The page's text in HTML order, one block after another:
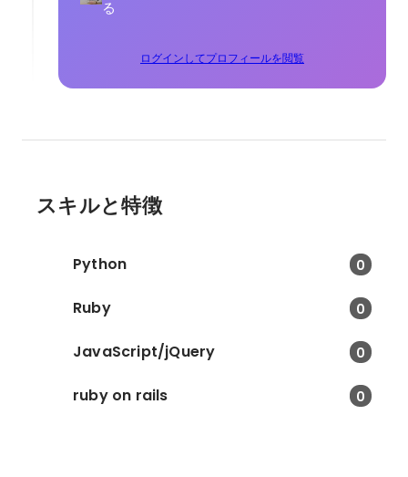
る
ログインしてプロフィールを閲覧
スキルと特徴
Python 0
Ruby 0
JavaScript/jQuery 0
ruby on rails 0